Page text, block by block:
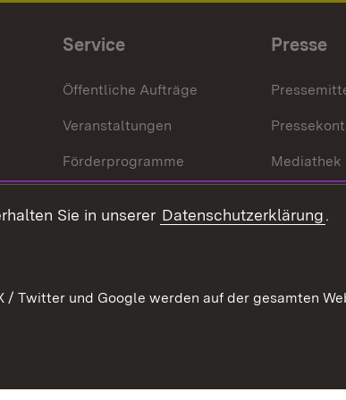
Service
Öffentliche Aufträge
Veranstaltungen
Förderprogramme
Presse
Mediathek
Sie in unserer Datenschutzerklärung.
Twitter und Google werden auf der gesamten